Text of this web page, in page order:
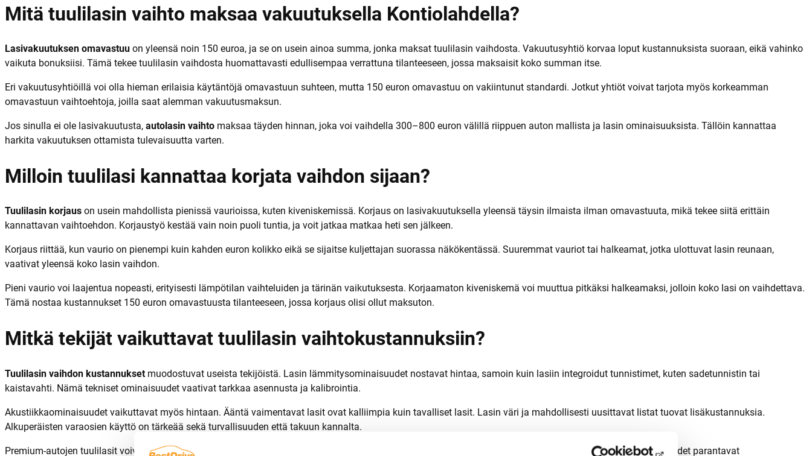
Mitä tuulilasin vaihto maksaa vakuutuksella Kontiolahdella?
Lasivakuutuksen omavastuu on yleensä noin 150 euroa, ja se on usein ainoa summa, jonka maksat tuulilasin vaihdosta. Vakuutusyhtiö korvaa loput kustannuksista suoraan, eikä vahinko
vaikuta bonuksiisi. Tämä tekee tuulilasin vaihdosta huomattavasti edullisempaa verrattuna tilanteeseen, jossa maksaisit koko summan itse.
Eri vakuutusyhtiöillä voi olla hieman erilaisia käytäntöjä omavastuun suhteen, mutta 150 euron omavastuu on vakiintunut standardi. Jotkut yhtiöt voivat tarjota myös korkeamman
omavastuun vaihtoehtoja, joilla saat alemman vakuutusmaksun.
Jos sinulla ei ole lasivakuutusta, autolasin vaihto maksaa täyden hinnan, joka voi vaihdella 300–800 euron välillä riippuen auton mallista ja lasin ominaisuuksista. Tällöin kannattaa
harkita vakuutuksen ottamista tulevaisuutta varten.
Milloin tuulilasi kannattaa korjata vaihdon sijaan?
Tuulilasin korjaus on usein mahdollista pienissä vaurioissa, kuten kiveniskemissä. Korjaus on lasivakuutuksella yleensä täysin ilmaista ilman omavastuuta, mikä tekee siitä erittäin
kannattavan vaihtoehdon. Korjaustyö kestää vain noin puoli tuntia, ja voit jatkaa matkaa heti sen jälkeen.
Korjaus riittää, kun vaurio on pienempi kuin kahden euron kolikko eikä se sijaitse kuljettajan suorassa näkökentässä. Suuremmat vauriot tai halkeamat, jotka ulottuvat lasin reunaan,
vaativat yleensä koko lasin vaihdon.
Pieni vaurio voi laajentua nopeasti, erityisesti lämpötilan vaihteluiden ja tärinän vaikutuksesta. Korjaamaton kiveniskemä voi muuttua pitkäksi halkeamaksi, jolloin koko lasi on vaihdettava.
Tämä nostaa kustannukset 150 euron omavastuusta tilanteeseen, jossa korjaus olisi ollut maksuton.
Mitkä tekijät vaikuttavat tuulilasin vaihtokustannuksiin?
Tuulilasin vaihdon kustannuksetmuodostuvat useista tekijöistä. Lasin lämmitysominaisuudet nostavat hintaa, samoin kuin lasiin integroidut tunnistimet, kuten sadetunnistin tai
kaistavahti. Nämä tekniset ominaisuudet vaativat tarkkaa asennusta ja kalibrointia.
Akustiikkaominaisuudet vaikuttavat myös hintaan. Ääntä vaimentavat lasit ovat kalliimpia kuin tavalliset lasit. Lasin väri ja mahdollisesti uusittavat listat tuovat lisäkustannuksia.
Alkuperäisten varaosien käyttö on tärkeää sekä turvallisuuden että takuun kannalta.
Premium-autojen tuulilasit voivat sisältää lisäominaisuuksia, kuten UV-suojauksen tai lämpösäteilyn heijastuksen, jotka vaikuttavat hintaan. Nämä ominaisuudet parantavat